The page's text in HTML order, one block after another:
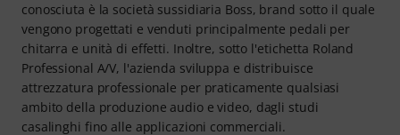
conosciuta è la società sussidiaria Boss, brand sotto il quale
vengono progettati e venduti principalmente pedali per
chitarra e unità di effetti. Inoltre, sotto l'etichetta Roland
Professional A/V, l'azienda sviluppa e distribuisce
attrezzatura professionale per praticamente qualsiasi
ambito della produzione audio e video, dagli studi
casalinghi fino alle applicazioni commerciali.